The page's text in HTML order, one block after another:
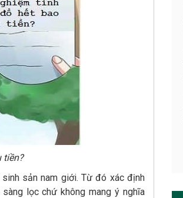
tiền?
sản nam giới. Từ đó xác định
lọc chứ không mang ý nghĩa